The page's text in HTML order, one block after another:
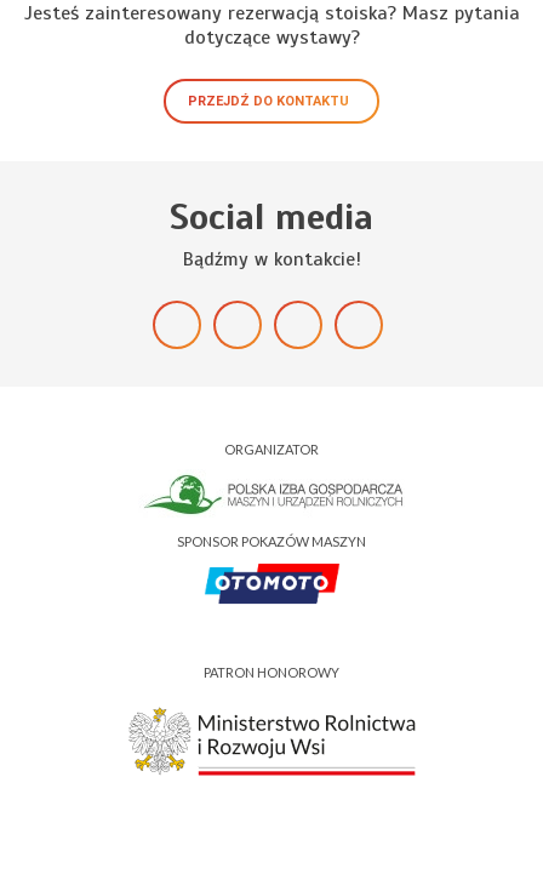
Jesteś zainteresowany rezerwacją stoiska? Masz pytania
dotyczące wystawy?
PRZEJDŹ DO KONTAKTU
Social media
Bądźmy w kontakcie!
ORGANIZATOR
SPONSOR POKAZÓW MASZYN
PATRON HONOROWY